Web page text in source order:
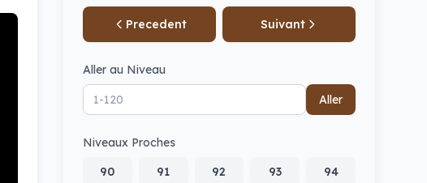
Precedent Suivant
Aller au Niveau
Aller
Niveaux Proches
90
91 92 93 94